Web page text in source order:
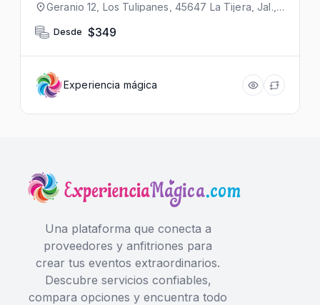
Geranio 12, Los Tulipanes, 45647 La Tijera, Jal.,
Desde $349
Experiencia mágica
Una plataforma que conecta a
proveedores y anfitriones para
crear tus eventos extraordinarios.
Descubre servicios confiables,
compara opciones y encuentra todo